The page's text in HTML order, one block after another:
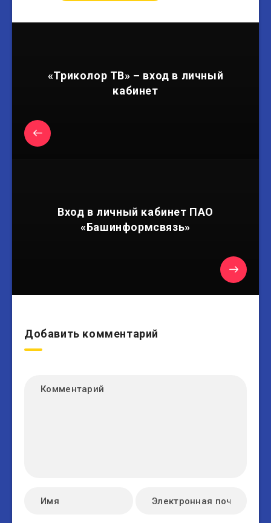
«Триколор ТВ» – вход в личный
кабинет
Вход в личный кабинет ПАО
«Башинформсвязь»
Добавить комментарий